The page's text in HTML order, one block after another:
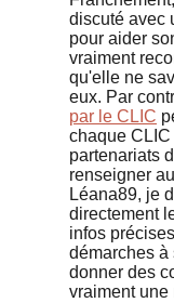
discuté avec
pour aider
vraiment
qu'elle ne
eux. Par
par le CLIC
chaque
partenariats
renseigner
Léana89, je
directement
infos
démarches à
donner des
vraiment une